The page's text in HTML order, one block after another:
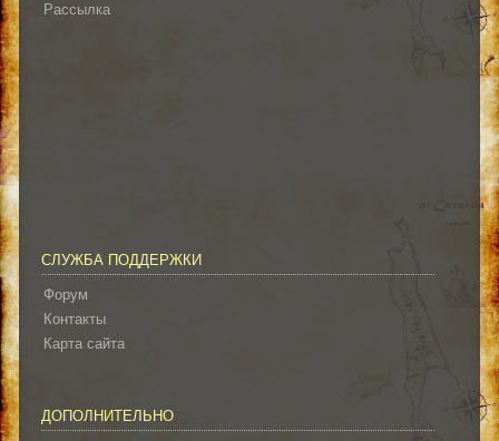
Рассылка
СЛУЖБА ПОДДЕРЖКИ
Форум
Контакты
Карта сайта
ДОПОЛНИТЕЛЬНО